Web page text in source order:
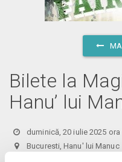
Bilete la
Hanu’ lui
duminică, 20 iulie 2025 ora
Bucuresti, Hanu' lui